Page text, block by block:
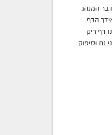
המנהג
הדף
דף ריק
נח וסיפוק